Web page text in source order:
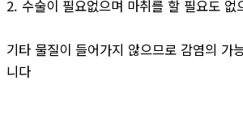
2. 수술이 필요없으며 마취를 할 필요도 없
기타 물질이 들어가지 않으므로 감염의 가
니다